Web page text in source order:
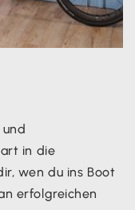
in die
wen du ins Boot
erfolgreichen